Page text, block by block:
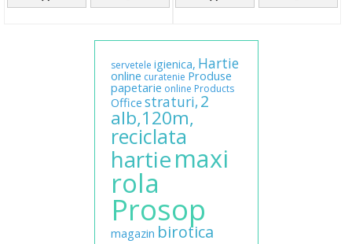
servetele igienica, Hartie
online curatenie Produse
papetarie online Products
Office straturi,2
alb,120m,
reciclata
hartiemaxi
rola
Prosop
magazin birotica